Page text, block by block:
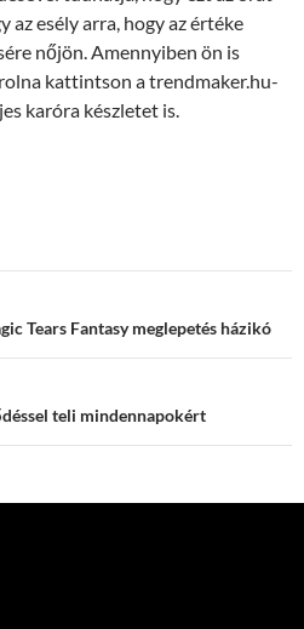
az esély arra, hogy az értéke
nőjön. Amennyiben ön is
kattintson a trendmaker.hu-
karóra készletet is.
Tears Fantasy meglepetés házikó
teli mindennapokért